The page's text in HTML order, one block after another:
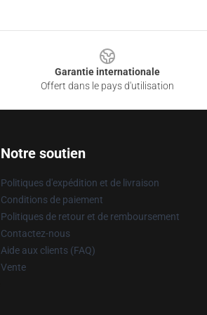
Garantie internationale
Offert dans le pays d'utilisation
Notre soutien
Politiques d'expédition et de livraison
Conditions de paiement
Politiques de retour et de remboursement
Contactez-nous
Aide aux clients (FAQ)
Vente